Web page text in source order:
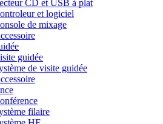
CD et USB à plat
et logiciel
de mixage
guidée
de visite guidée
filaire